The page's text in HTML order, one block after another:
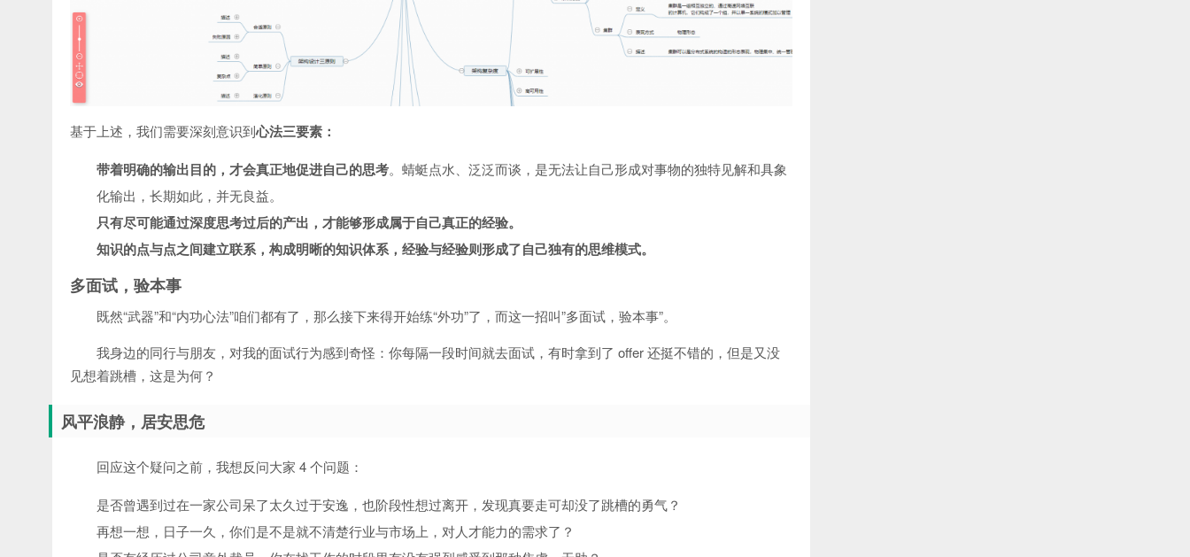
基于上述，我们需要深刻意识到心法三要素：
带着明确的输出目的，才会真正地促进自己的思考。蜻蜓点水、泛泛而谈，是无法让自己形成对事物的独特见解和具象
化输出，长期如此，并无良益。
只有尽可能通过深度思考过后的产出，才能够形成属于自己真正的经验。
知识的点与点之间建立联系，构成明晰的知识体系，经验与经验则形成了自己独有的思维模式。
多面试，验本事
既然“武器”和“内功心法”咱们都有了，那么接下来得开始练“外功”了，而这一招叫”多面试，验本事”。
我身边的同行与朋友，对我的面试行为感到奇怪：你每隔一段时间就去面试，有时拿到了 offer 还挺不错的，但是又没
见想着跳槽，这是为何？
风平浪静，居安思危
回应这个疑问之前，我想反问大家 4 个问题：
是否曾遇到过在一家公司呆了太久过于安逸，也阶段性想过离开，发现真要走可却没了跳槽的勇气？
再想一想，日子一久，你们是不是就不清楚行业与市场上，对人才能力的需求了？